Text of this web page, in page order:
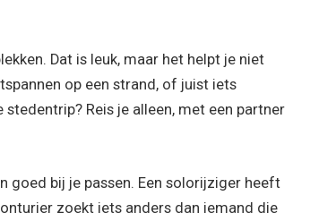
Dat is leuk, maar het helpt je niet
op een strand, of juist iets
Reis je alleen, met een partner
goed bij je passen. Een solorijziger heeft
zoekt iets anders dan iemand die